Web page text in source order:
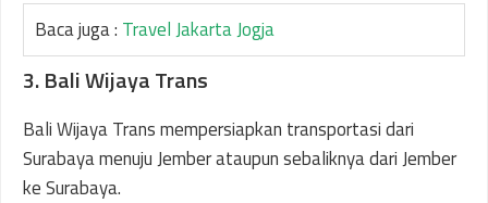
Baca juga : Travel Jakarta Jogja
3. Bali Wijaya Trans
Bali Wijaya Trans mempersiapkan transportasi dari
Surabaya menuju Jember ataupun sebaliknya dari Jember
ke Surabaya.